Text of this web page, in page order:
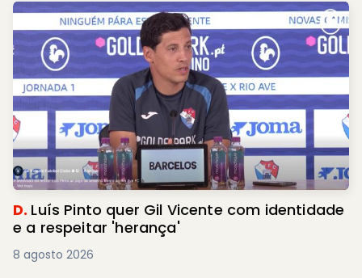
D. Luís Pinto quer Gil Vicente com identidade
e a respeitar 'herança'
8 agosto 2026